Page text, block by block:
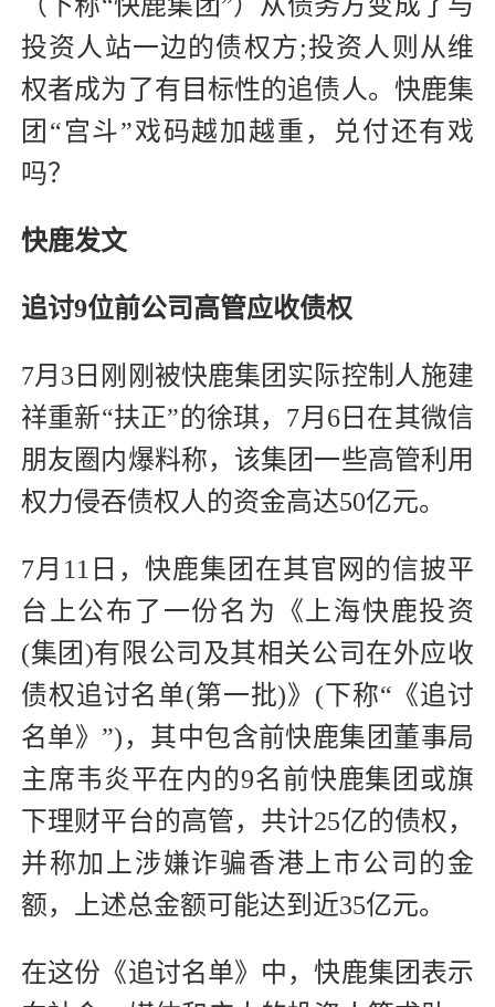
（下称“快鹿集团”）从债务方变成了与
投资人站一边的债权方;投资人则从维
权者成为了有目标性的追债人。快鹿集
团“宫斗”戏码越加越重，兑付还有戏
吗？
快鹿发文
追讨9位前公司高管应收债权
7月3日刚刚被快鹿集团实际控制人施建
祥重新“扶正”的徐琪，7月6日在其微信
朋友圈内爆料称，该集团一些高管利用
权力侵吞债权人的资金高达50亿元。
7月11日，快鹿集团在其官网的信披平
台上公布了一份名为《上海快鹿投资
(集团)有限公司及其相关公司在外应收
债权追讨名单(第一批)》(下称“《追讨
名单》”)，其中包含前快鹿集团董事局
主席韦炎平在内的9名前快鹿集团或旗
下理财平台的高管，共计25亿的债权，
并称加上涉嫌诈骗香港上市公司的金
额，上述总金额可能达到近35亿元。
在这份《追讨名单》中，快鹿集团表示